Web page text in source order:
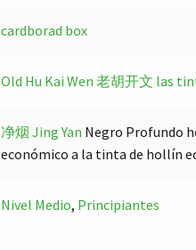
cardborad box
Old Hu Kai Wen 老胡开文 las
净烟 Jing Yan Negro Profundo
económico a la tinta de hollín
Nivel Medio, Principiantes